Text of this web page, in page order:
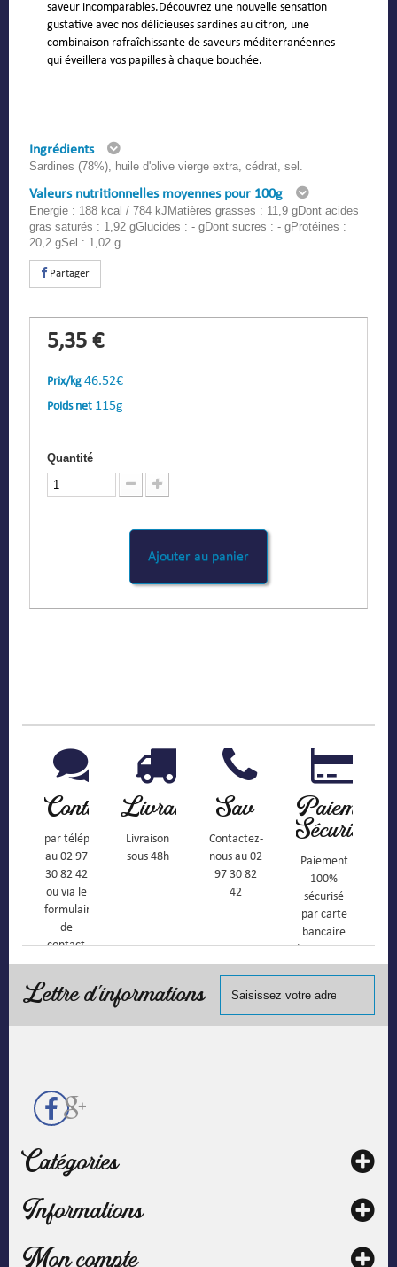
saveur incomparables.Découvrez une nouvelle sensation
gustative avec nos délicieuses sardines au citron, une
combinaison rafraîchissante de saveurs méditerranéennes
qui éveillera vos papilles à chaque bouchée.
Ingrédients
Sardines (78%), huile d'olive vierge extra, cédrat, sel.
Valeurs nutritionnelles moyennes pour 100g
Energie : 188 kcal / 784 kJMatières grasses : 11,9 gDont acides
gras saturés : 1,92 gGlucides : - gDont sucres : - gProtéines :
20,2 gSel : 1,02 g
Partager
5,35 €
Prix/kg 46.52€
Poids net 115g
Quantité
Ajouter au panier
Contact
par téléphone
au 02 97
30 82 42
ou via le
formulaire
de
contact
Livraison
Livraison
sous 48h
Sav
Contactez-
nous au 02
97 30 82
42
Paiement
Sécurisé
Paiement
100%
sécurisé
par carte
bancaire
(Mastercard,
Visa, ...) et
Lettre d'informations
Catégories
Informations
Mon compte